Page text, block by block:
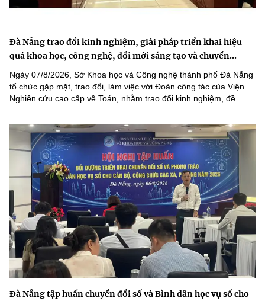
Đà Nẵng trao đổi kinh nghiệm, giải pháp triển khai hiệu
quả khoa học, công nghệ, đổi mới sáng tạo và chuyển...
Ngày 07/8/2026, Sở Khoa học và Công nghệ thành phố Đà Nẵng
tổ chức gặp mặt, trao đổi, làm việc với Đoàn công tác của Viện
Nghiên cứu cao cấp về Toán, nhằm trao đổi kinh nghiệm, đề...
Đà Nẵng tập huấn chuyển đổi số và Bình dân học vụ số cho